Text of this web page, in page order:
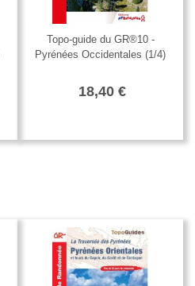
Topo-guide du GR®10 -
Pyrénées Occidentales (1/4)
18,40 €